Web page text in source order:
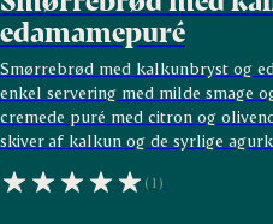
edamamepuré
Smørrebrød med kalkunbryst og
enkel servering med milde smage
cremede puré med citron og
skiver af kalkun og de syrlige
(1)